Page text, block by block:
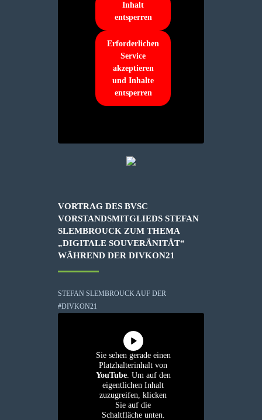
Inhalt
entsperren
Erforderlichen
Service
akzeptieren
und Inhalte
entsperren
VORTRAG DES BVSC
VORSTANDSMITGLIEDS STEFAN
SLEMBROUCK ZUM THEMA
„DIGITALE SOUVERÄNITÄT“
WÄHREND DER DIVKON21
STEFAN SLEMBROUCK AUF DER
#DIVKON21
Sie sehen gerade einen
Platzhalterinhalt von
YouTube. Um auf den
eigentlichen Inhalt
zuzugreifen, klicken
Sie auf die
Schaltfläche unten.